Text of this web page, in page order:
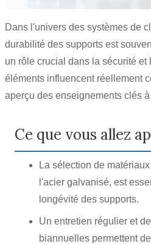
Dans l'univers des systèmes de
durabilité des supports est
un rôle crucial dans la sécurité et
éléments influencent réellement
aperçu des enseignements clés à
Ce que vous allez
La sélection de
l'acier galvanisé, est
longévité des supports.
Un entretien régulier et
biannuelles permettent